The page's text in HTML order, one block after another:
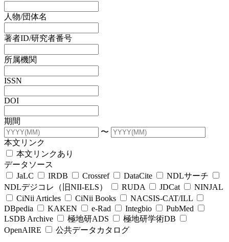
人物/団体名
著者ID/研究者番号
所属機関
ISSN
DOI
期間
〜
本文リンク
本文リンクあり
データソース
JaLC
IRDB Crossref DataCite
NDLサーチ
NDLデジコレ（旧NII-ELS）
RUDA JDCat
NINJAL
CiNii Articles
CiNii Books
NACSIS-CAT/ILL
DBpedia
KAKEN e-Rad Integbio
PubMed
LSDB Archive
極地研ADS
極地研学術DB
OpenAIRE
公共データカタログ